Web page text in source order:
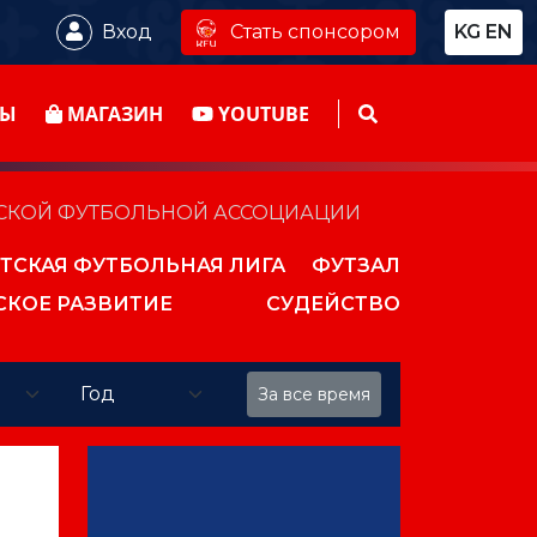
Вход Стать спонсором KG EN
МАГАЗИН YOUTUBE
ФУТБОЛЬНОЙ АССОЦИАЦИИ
ФУТБОЛЬНАЯ ЛИГА
ФУТЗАЛ
РАЗВИТИЕ
СУДЕЙСТВО
За все время